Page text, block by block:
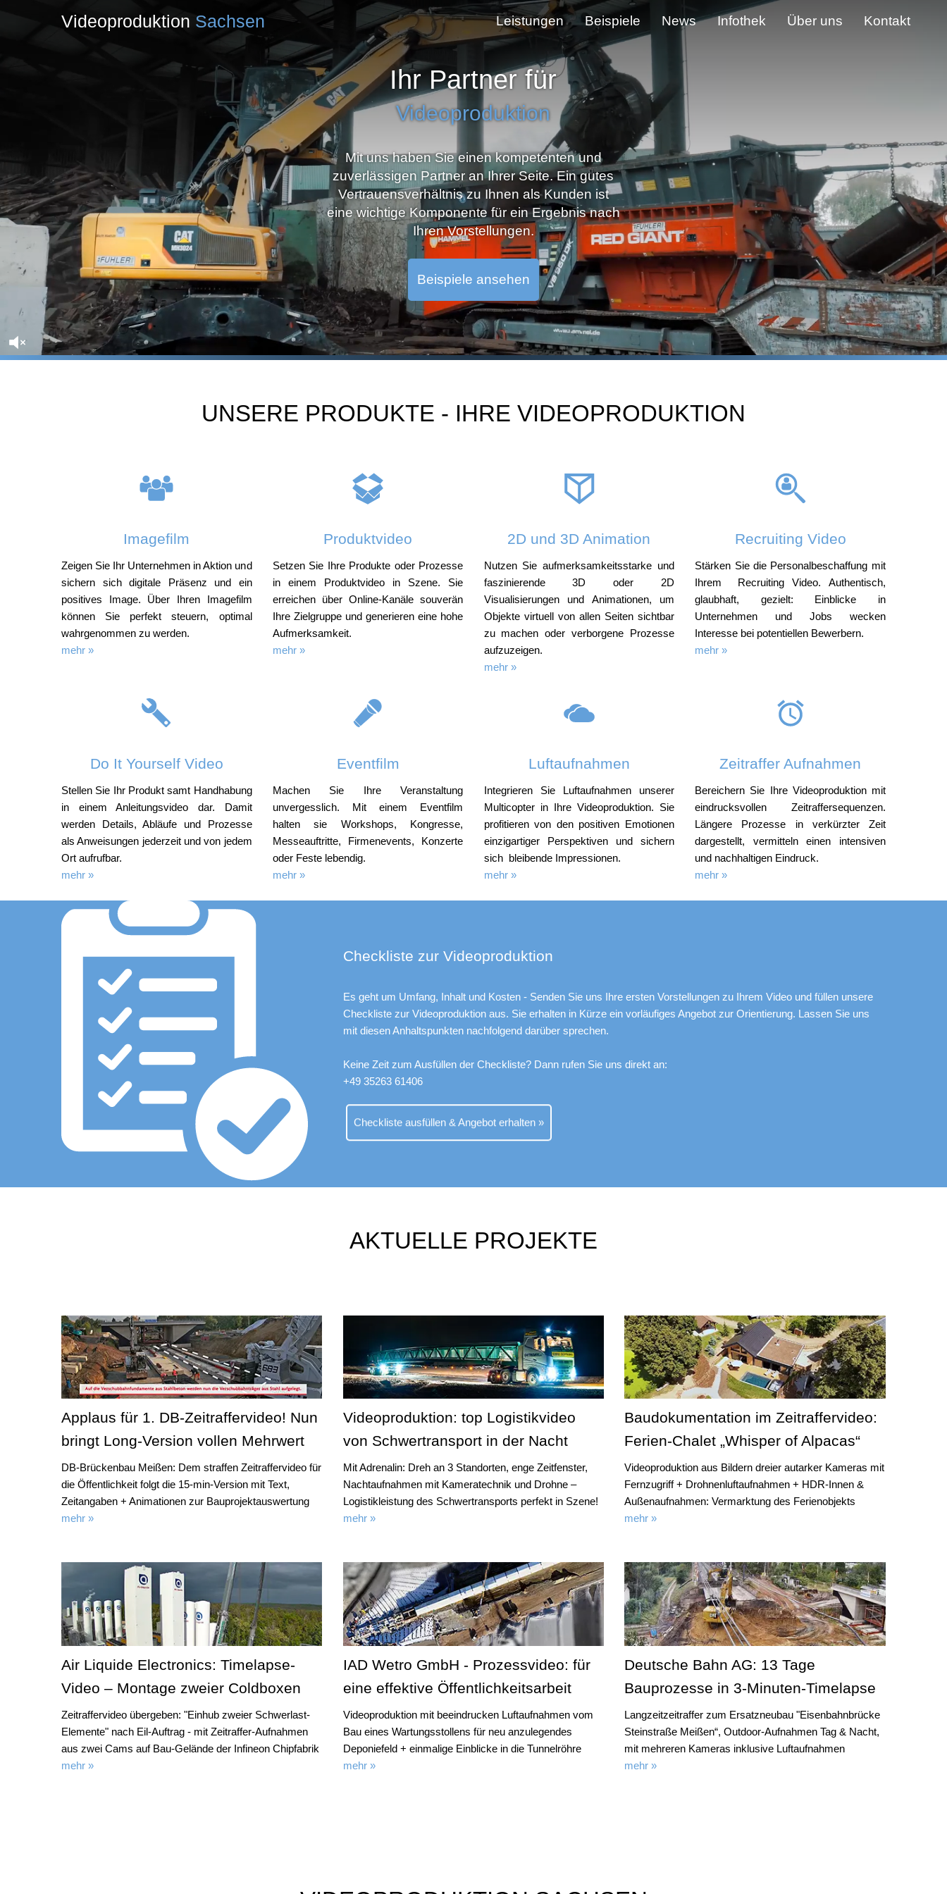
Videoproduktion Sachsen Leistungen Beispiele News Infothek Über uns Kontakt
Ihr Partner für
Videoproduktion
Mit uns haben Sie einen kompetenten und
zuverlässigen Partner an Ihrer Seite. Ein gutes
Vertrauensverhältnis zu Ihnen als Kunden ist
eine wichtige Komponente für ein Ergebnis nach
Ihren Vorstellungen.
Beispiele ansehen
UNSERE PRODUKTE - IHRE VIDEOPRODUKTION
Imagefilm
Zeigen Sie Ihr Unternehmen in Aktion und
sichern sich digitale Präsenz und ein
positives Image. Über Ihren Imagefilm
können Sie perfekt steuern, optimal
wahrgenommen zu werden.
mehr »
Produktvideo
Setzen Sie Ihre Produkte oder Prozesse
in einem Produktvideo in Szene. Sie
erreichen über Online-Kanäle souverän
Ihre Zielgruppe und generieren eine hohe
Aufmerksamkeit.
mehr »
2D und 3D Animation
Nutzen Sie aufmerksamkeitsstarke und
faszinierende 3D oder 2D
Visualisierungen und Animationen, um
Objekte virtuell von allen Seiten sichtbar
zu machen oder verborgene Prozesse
aufzuzeigen.
mehr »
Recruiting Video
Stärken Sie die Personalbeschaffung mit
Ihrem Recruiting Video. Authentisch,
glaubhaft, gezielt: Einblicke in
Unternehmen und Jobs wecken
Interesse bei potentiellen Bewerbern.
mehr »
Do It Yourself Video
Stellen Sie Ihr Produkt samt Handhabung
in einem Anleitungsvideo dar. Damit
werden Details, Abläufe und Prozesse
als Anweisungen jederzeit und von jedem
Ort aufrufbar.
mehr »
Eventfilm
Machen Sie Ihre Veranstaltung
unvergesslich. Mit einem Eventfilm
halten sie Workshops, Kongresse,
Messeauftritte, Firmenevents, Konzerte
oder Feste lebendig.
mehr »
Luftaufnahmen
Integrieren Sie Luftaufnahmen unserer
Multicopter in Ihre Videoproduktion. Sie
profitieren von den positiven Emotionen
einzigartiger Perspektiven und sichern
sich bleibende Impressionen.
mehr »
Zeitraffer Aufnahmen
Bereichern Sie Ihre Videoproduktion mit
eindrucksvollen Zeitraffersequenzen.
Längere Prozesse in verkürzter Zeit
dargestellt, vermitteln einen intensiven
und nachhaltigen Eindruck.
mehr »
Checkliste zur Videoproduktion
Es geht um Umfang, Inhalt und Kosten - Senden Sie uns Ihre ersten Vorstellungen zu Ihrem Video und füllen unsere
Checkliste zur Videoproduktion aus. Sie erhalten in Kürze ein vorläufiges Angebot zur Orientierung. Lassen Sie uns
mit diesen Anhaltspunkten nachfolgend darüber sprechen.
Keine Zeit zum Ausfüllen der Checkliste? Dann rufen Sie uns direkt an:
+49 35263 61406
AKTUELLE PROJEKTE
Applaus für 1. DB-Zeitraffervideo! Nun
bringt Long-Version vollen Mehrwert
DB-Brückenbau Meißen: Dem straffen Zeitraffervideo für
die Öffentlichkeit folgt die 15-min-Version mit Text,
Zeitangaben + Animationen zur Bauprojektauswertung
mehr »
Videoproduktion: top Logistikvideo
von Schwertransport in der Nacht
Mit Adrenalin: Dreh an 3 Standorten, enge Zeitfenster,
Nachtaufnahmen mit Kameratechnik und Drohne –
Logistikleistung des Schwertransports perfekt in Szene!
mehr »
Baudokumentation im Zeitraffervideo:
Ferien-Chalet „Whisper of Alpacas“
Videoproduktion aus Bildern dreier autarker Kameras mit
Fernzugriff + Drohnenluftaufnahmen + HDR-Innen &
Außenaufnahmen: Vermarktung des Ferienobjekts
mehr »
Air Liquide Electronics: Timelapse-
Video – Montage zweier Coldboxen
Zeitraffervideo übergeben: "Einhub zweier Schwerlast-
Elemente" nach Eil-Auftrag - mit Zeitraffer-Aufnahmen
aus zwei Cams auf Bau-Gelände der Infineon Chipfabrik
mehr »
IAD Wetro GmbH - Prozessvideo: für
eine effektive Öffentlichkeitsarbeit
Videoproduktion mit beeindrucken Luftaufnahmen vom
Bau eines Wartungsstollens für neu anzulegendes
Deponiefeld + einmalige Einblicke in die Tunnelröhre
mehr »
Deutsche Bahn AG: 13 Tage
Bauprozesse in 3-Minuten-Timelapse
Langzeitzeitraffer zum Ersatzneubau "Eisenbahnbrücke
Steinstraße Meißen“, Outdoor-Aufnahmen Tag & Nacht,
mit mehreren Kameras inklusive Luftaufnahmen
mehr »